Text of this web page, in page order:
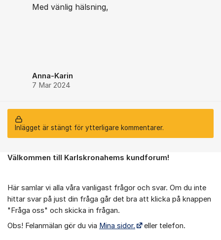
Med vänlig hälsning,
Anna-Karin
7 Mar 2024
Inlägget är stängt för ytterligare kommentarer.
Om forumet
Välkommen till Karlskronahems kundforum!
Här samlar vi alla våra vanligast frågor och svar. Om du inte
hittar svar på just din fråga går det bra att klicka på knappen
"Fråga oss" och skicka in frågan.
Obs! Felanmälan gör du via Mina sidor. eller telefon.